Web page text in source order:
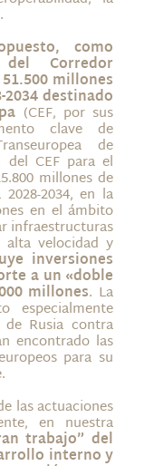
como
Corredor
millones
destinado
(CEF, por sus
clave de
de
del CEF para el
millones de
2034, en la
en el ámbito
infraestructuras
alta velocidad y
inversiones
a un «doble
millones. La
especialmente
Rusia contra
encontrado las
para su
las actuaciones
en nuestra
trabajo” del
interno y